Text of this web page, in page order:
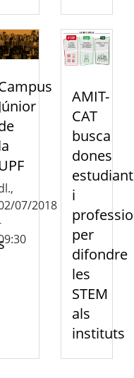
07/2018
AMIT-
CAT
busca
dones
i
per
difondre
les
STEM
als
instituts